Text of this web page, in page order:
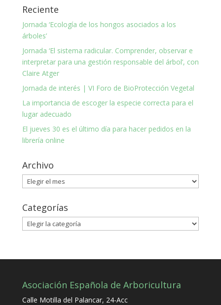
Reciente
Jornada ‘Ecología de los hongos asociados a los
árboles’
Jornada ‘El sistema radicular. Comprender, observar e
interpretar para una gestión responsable del árbol’, con
Claire Atger
Jornada de interés | VI Foro de BioProtección Vegetal
La importancia de escoger la especie correcta para el
lugar adecuado
El jueves 30 es el último día para hacer pedidos en la
librería online
Archivo
Archivo
Categorías
Categorías
Asociación Española de Arboricultura
Calle Motilla del Palancar, 24-Acc